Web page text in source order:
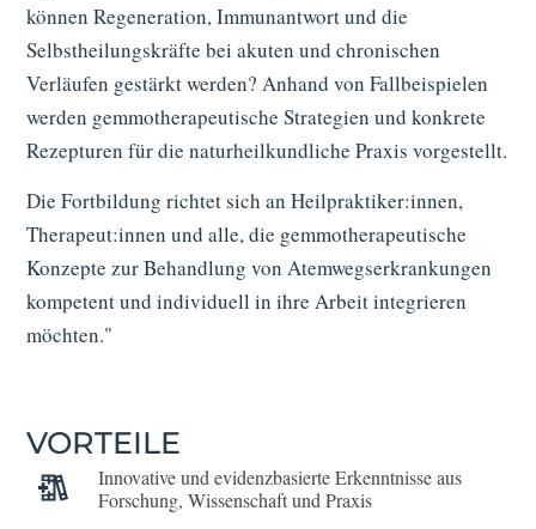
können Regeneration, Immunantwort und die
Selbstheilungskräfte bei akuten und chronischen
Verläufen gestärkt werden? Anhand von Fallbeispielen
werden gemmotherapeutische Strategien und konkrete
Rezepturen für die naturheilkundliche Praxis vorgestellt.
Die Fortbildung richtet sich an Heilpraktiker:innen,
Therapeut:innen und alle, die gemmotherapeutische
Konzepte zur Behandlung von Atemwegserkrankungen
kompetent und individuell in ihre Arbeit integrieren
möchten."
VORTEILE
Innovative und evidenzbasierte Erkenntnisse aus
Forschung, Wissenschaft und Praxis